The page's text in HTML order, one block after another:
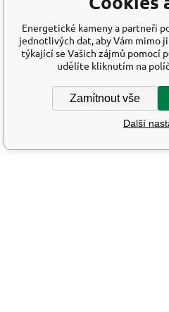
Energetické kameny a partneři
jednotlivých dat, aby Vám mimo
týkající se Vašich zájmů pomocí
udělíte kliknutím na
Zamítnout vše
Další